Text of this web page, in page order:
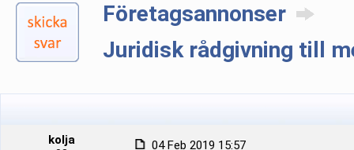
Företagsannonser
Juridisk rådgivning till
kolja
04 Feb 2019 15:57